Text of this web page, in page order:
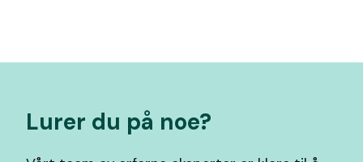
Lurer du på noe?